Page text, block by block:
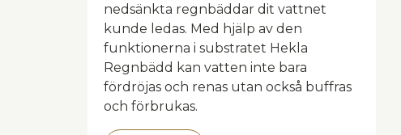
nedsänkta regnbäddar dit vattnet
kunde ledas. Med hjälp av den
funktionerna i substratet Hekla
Regnbädd kan vatten inte bara
fördröjas och renas utan också buffras
och förbrukas.